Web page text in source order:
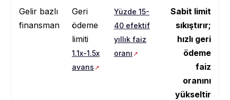
Gelir bazlı
finansman
Geri
ödeme
limiti
1.1x-1.5x
avans
Yüzde 15-
40 efektif
yıllık faiz
oranı
Sabit limit
sıkıştırır;
hızlı geri
ödeme
faiz
oranını
yükseltir